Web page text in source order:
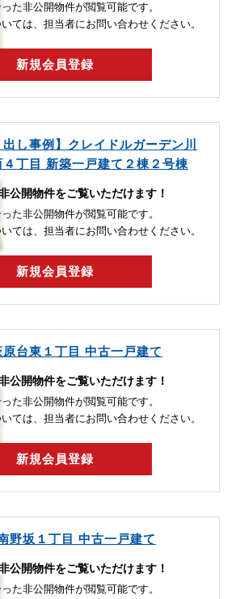
た非公開物件が閲覧可能です。
ては、担当者にお問い合わせください。
新規会員登録
出し事例】クレイドルガーデン川
丁目 新築一戸建て２棟２号棟
公開物件をご覧いただけます！
た非公開物件が閲覧可能です。
ては、担当者にお問い合わせください。
新規会員登録
原台東１丁目 中古一戸建て
公開物件をご覧いただけます！
た非公開物件が閲覧可能です。
ては、担当者にお問い合わせください。
新規会員登録
野坂１丁目 中古一戸建て
公開物件をご覧いただけます！
た非公開物件が閲覧可能です。